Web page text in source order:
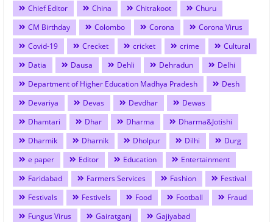
Chief Editor
China Chitrakoot
Churu
CM Birthday
Colombo Corona
Corona Virus
Covid-19
Crecket cricket crime
Cultural
Datia
Dausa Dehli Dehradun
Delhi
Department of Higher Education Madhya Pradesh
Desh
Devariya
Devas Devdhar
Dewas
Dhamtari
Dhar Dharma
Dharma&Jotishi
Dharmik
Dharnik Dholpur Dilhi
Durg
e paper
Editor Education
Entertainment
Faridabad
Farmers Services Fashion
Festival
Festivals
Festivels Food Football
Fraud
Fungus Virus
Gairatganj Gajiyabad